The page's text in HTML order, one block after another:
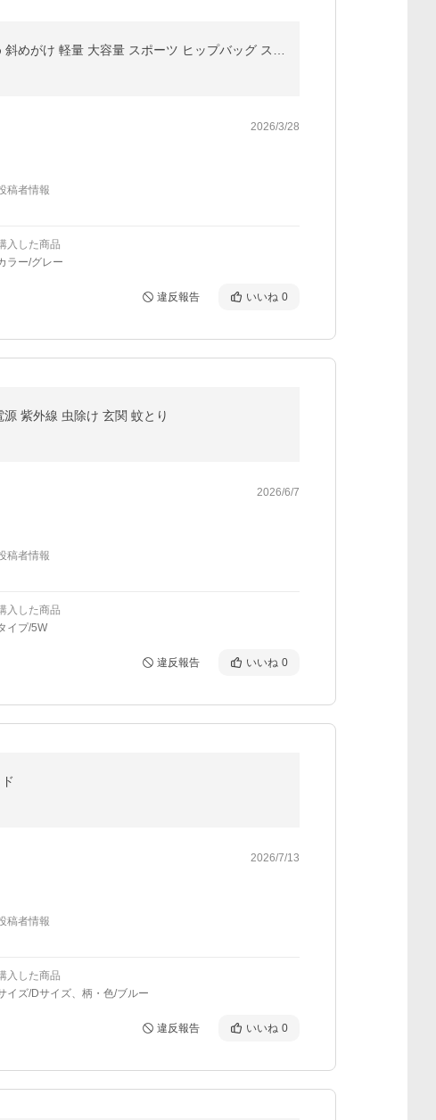
2026/3/28
稿者情報
入した商品
ラー/グレー
違反報告 いいね 0
紫外線 虫除け 玄関 蚊とり
2026/6/7
稿者情報
入した商品
イプ/5W
違反報告 いいね 0
2026/7/13
稿者情報
入した商品
イズ/Dサイズ、柄・色/ブルー
違反報告 いいね 0